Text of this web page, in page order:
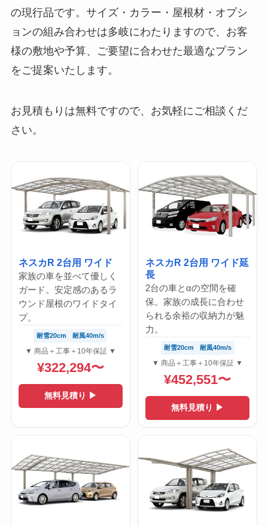
の現行品です。サイズ・カラー・屋根材・オプシ
ョンの組み合わせは多岐にわたりますので、お客
様の敷地や予算、ご要望に合わせた最適なプラン
をご提案いたします。
お見積もりは無料ですので、お気軽にご相談くだ
さい。
ネスカR 2台用 ワイド
家族の車を並べて優しく
ガード。安定感のあるラ
ウンド屋根のワイドタイ
プ。
耐雪20cm 耐風40m/s
▼ 商品＋工事＋10年保証 ▼
¥322,294〜
無料見積り ▶
ネスカR 2台用 ワイド延
長
2台の車とαの空間を確
保。家族の成長に合わせ
られる余裕の収納力が魅
力。
耐雪20cm 耐風40m/s
▼ 商品＋工事＋10年保証 ▼
¥452,551〜
無料見積り ▶